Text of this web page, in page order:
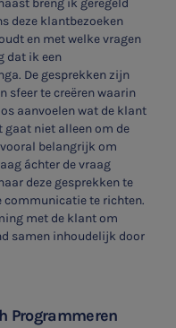
deze klantbezoeken
en met welke vragen
dat ik een
De gesprekken zijn
sfeer te creëren waarin
aanvoelen wat de klant
gaat niet alleen om de
belangrijk om
áchter de vraag
deze gesprekken te
communicatie te richten.
met de klant om
samen inhoudelijk door
Programmeren